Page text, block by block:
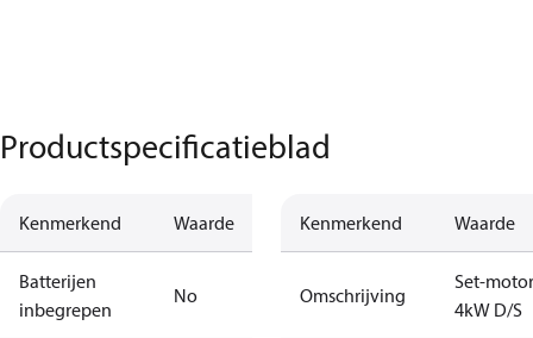
Productspecificatieblad
Kenmerkend Waarde
Batterijen
inbegrepen
No
Kenmerkend Waarde
Omschrijving
Set-motor
4kW D/S